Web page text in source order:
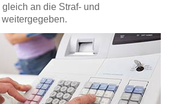
an die Straf- und